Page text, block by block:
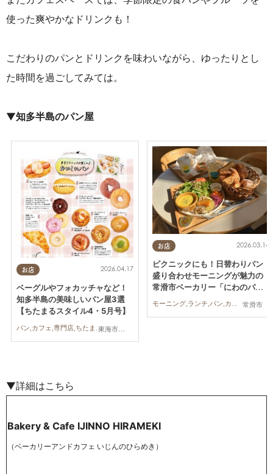
使った爽やかなドリンクも！
こだわりのパンとドリンクを味わいながら、ゆったりとし
た時間を過ごしてみては。
▼知多半島のパン屋
お店
東海市,東浦町,半田市
2026.04.17
ベーグルやフォカッチャなど！
知多半島の美味しいパン屋3選
【ちたまるスタイル4・5月号】
パン,カフェ,専門店,ちたまるスタイル掲載店,まとめ記事
お店
常滑市
2026.03.14
ピクニックにも！日替わりパン
盛り合わせモーニングが魅力の
常滑市ベーカリー「にわのパ
ン」へ行ってみた
モーニング,ランチ,パン,カフェ,スイーツ,テイクアウト,開店,親子
▼詳細はこちら
Bakery & Cafe IJINNO HIRAMEKI
（ベーカリーアンドカフェ いじんのひらめき）